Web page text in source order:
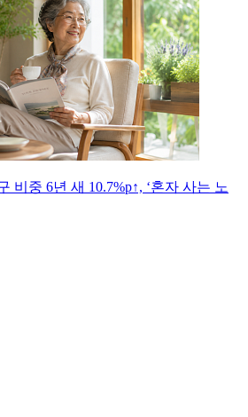
비중 6년 새 10.7%p↑, ‘혼자 사는 노